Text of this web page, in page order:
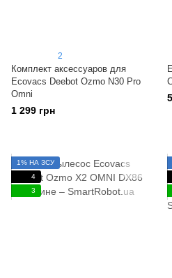
2
Комплект аксессуаров для
Ecovacs Deebot Ozmo N30 Pro
Omni
1 299 грн
1% НА ЗСУ
4
3